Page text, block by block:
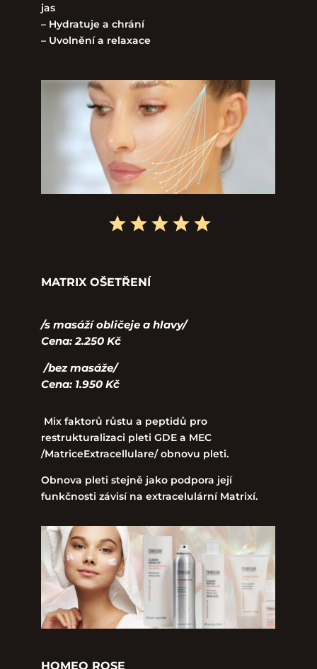
jas
– Hydratuje a chrání
– Uvolnění a relaxace
MATRIX OŠETŘENÍ
/s masáží obličeje a hlavy/
Cena: 2.250 Kč
/bez masáže/
Cena: 1.950 Kč
Mix faktorů růstu a peptidů pro
restrukturalizaci pleti GDE a MEC
/MatriceExtracellulare/ obnovu pleti.
Obnova pleti stejně jako podpora její
funkčnosti závisí na extracelulární Matrixí.
HOMEO ROSE